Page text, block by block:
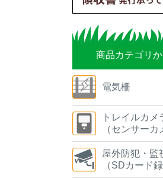
商品カテゴリ
電気柵
トレイルカメ
（センサーカ
屋外防犯・監
（SDカード録